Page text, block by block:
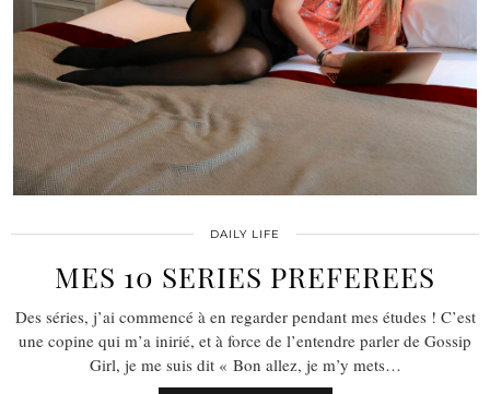
DAILY LIFE
MES 10 SERIES PREFEREES
Des séries, j’ai commencé à en regarder pendant mes études ! C’est
une copine qui m’a inirié, et à force de l’entendre parler de Gossip
Girl, je me suis dit « Bon allez, je m’y mets…